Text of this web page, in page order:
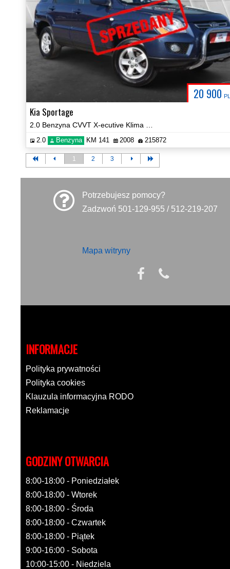
20 900
Kia Sportage
2.0 Benzyna KM 141 2008 215872
1 2 3
Potrzebujesz pomocy?
Zadzwoń 501-129-955 / 512-219-207
Mapa witryny
INFORMACJE
Polityka prywatności
Polityka cookies
Klauzula informacyjna RODO
Reklamacje
GODZINY OTWARCIA
8:00-18:00 - Poniedziałek
8:00-18:00 - Wtorek
8:00-18:00 - Środa
8:00-18:00 - Czwartek
8:00-18:00 - Piątek
9:00-16:00 - Sobota
10:00-15:00 - Niedziela